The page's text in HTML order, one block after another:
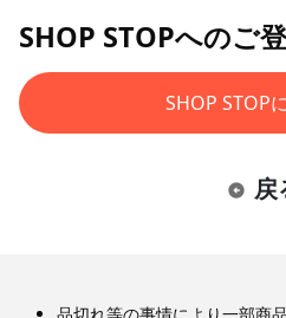
SHOP STOPへのご
SHOP STOP
戻
品切れ等の事情により一部商